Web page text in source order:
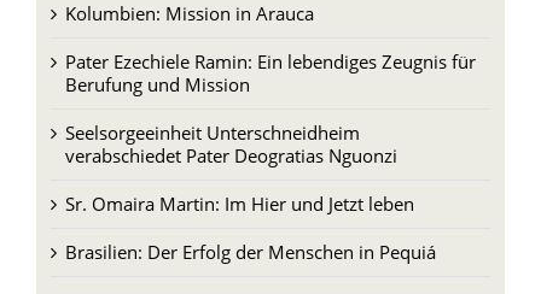
Kolumbien: Mission in Arauca
Pater Ezechiele Ramin: Ein lebendiges Zeugnis für
Berufung und Mission
Seelsorgeeinheit Unterschneidheim
verabschiedet Pater Deogratias Nguonzi
Sr. Omaira Martin: Im Hier und Jetzt leben
Brasilien: Der Erfolg der Menschen in Pequiá